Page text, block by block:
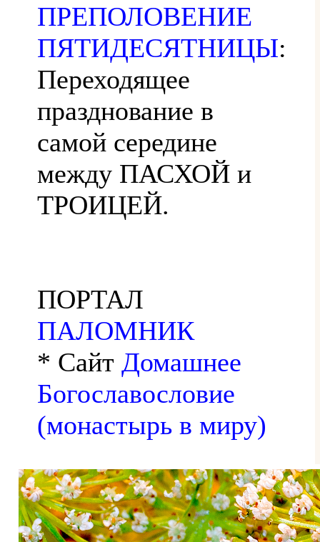
ПРЕПОЛОВЕНИЕ
ПЯТИДЕСЯТНИЦЫ:
Переходящее
празднование в
самой середине
между ПАСХОЙ и
ТРОИЦЕЙ.
ПОРТАЛ
ПАЛОМНИК
* Сайт Домашнее
Богославословие
(монастырь в миру)